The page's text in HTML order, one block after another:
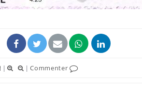
| |Commenter
en fer : comprendre pour